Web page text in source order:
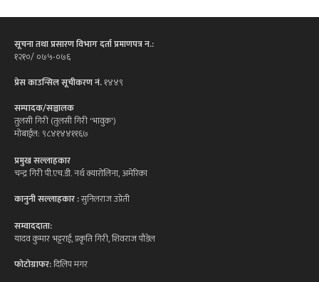
सूचना तथा प्रसारण विभाग दर्ता प्रमाणपत्र न.:
१२१०/ ०७५-०७६
प्रेस काउन्सिल सूचीकरण नं.१४४९
सम्पादक/सञ्चालक
तुलसी गिरी (तुलसी गिरी 'भावुक')
मोबाईल: ९८४१४४११६७
प्रमुख सल्लाहकार
चन्द्र गिरी पी.एच.डी. नर्थ क्यारोलिना, अमेरिका
कानुनी सल्लाहकार :सुनिलराज उप्रेती
सम्वाददाता:
यादव कुमार भट्टराई, प्रकृति गिरी, शिवराज पौडेल
फोटोग्राफर:दिलिप मगर